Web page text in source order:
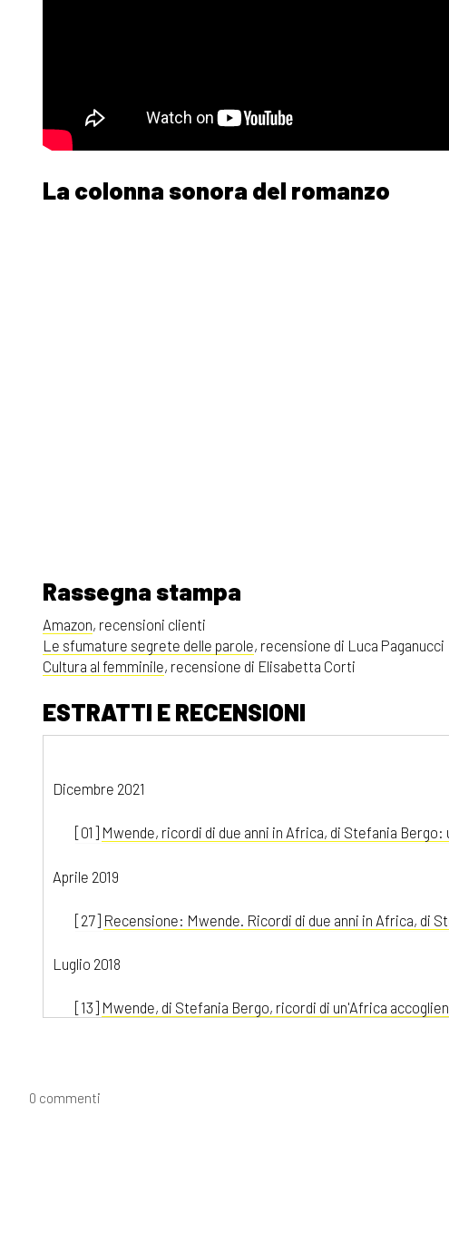
La colonna sonora del romanzo
Rassegna stampa
Amazon, recensioni clienti
Le sfumature segrete delle parole, recensione di Luca Paganucci
Cultura al femminile, recensione di Elisabetta Corti
ESTRATTI E RECENSIONI
Dicembre 2021
[01] Mwende, ricordi di due anni in Africa, di Stefania
Aprile 2019
[27] Recensione: Mwende. Ricordi di due anni in Africa, di
Luglio 2018
[13] Mwende, di Stefania Bergo, ricordi di un'Africa
[18]
0 commenti